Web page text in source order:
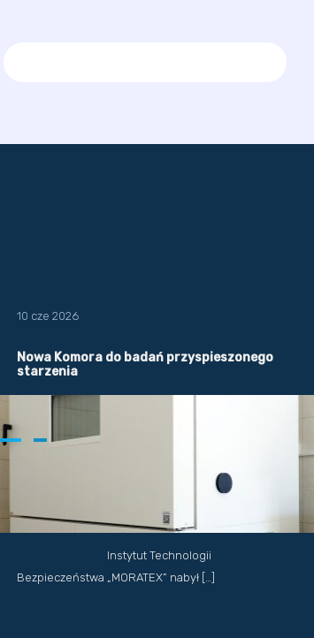
10 cze 2026
Nowa Komora do badań przyspieszonego
starzenia
Instytut Technologii
Bezpieczeństwa „MORATEX” nabył […]